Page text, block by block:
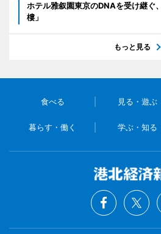
ホテル雅叙園東京のDNAを受け継ぐ
樓」
もっと見る
食べる 見る・遊ぶ
暮らす・働く 学ぶ・知る